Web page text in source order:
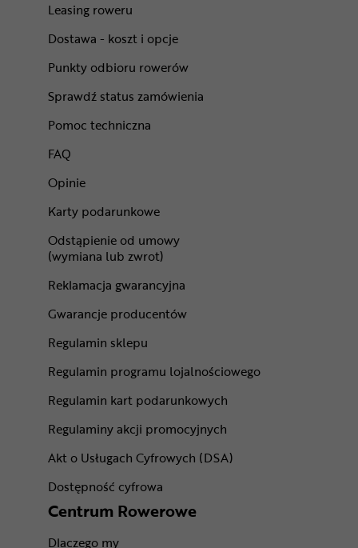
Leasing roweru
Dostawa - koszt i opcje
Punkty odbioru rowerów
Sprawdź status zamówienia
Pomoc techniczna
FAQ
Opinie
Karty podarunkowe
Odstąpienie od umowy
(wymiana lub zwrot)
Reklamacja gwarancyjna
Gwarancje producentów
Regulamin sklepu
Regulamin programu lojalnościowego
Regulamin kart podarunkowych
Regulaminy akcji promocyjnych
Akt o Usługach Cyfrowych (DSA)
Dostępność cyfrowa
Centrum Rowerowe
Dlaczego my